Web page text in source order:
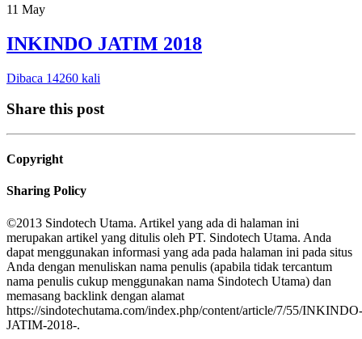
11 May
INKINDO JATIM 2018
Dibaca 14260 kali
Share this post
Copyright
Sharing Policy
©2013 Sindotech Utama. Artikel yang ada di halaman ini
merupakan artikel yang ditulis oleh PT. Sindotech Utama. Anda
dapat menggunakan informasi yang ada pada halaman ini pada situs
Anda dengan menuliskan nama penulis (apabila tidak tercantum
nama penulis cukup menggunakan nama Sindotech Utama) dan
memasang backlink dengan alamat
https://sindotechutama.com/index.php/content/article/7/55/INKINDO-
JATIM-2018-.